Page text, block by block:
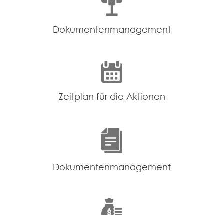
Dokumentenmanagement
Zeitplan für die Aktionen
Dokumentenmanagement